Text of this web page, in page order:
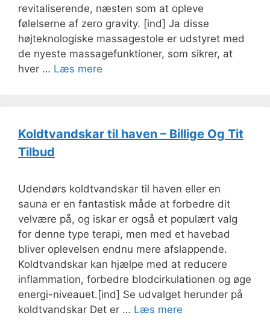
revitaliserende, næsten som at opleve
følelserne af zero gravity. [ind] Ja disse
højteknologiske massagestole er udstyret med
de nyeste massagefunktioner, som sikrer, at
hver … Læs mere
Koldtvandskar til haven – Billige Og Tit
Tilbud
Udendørs koldtvandskar til haven eller en
sauna er en fantastisk måde at forbedre dit
velvære på, og iskar er også et populært valg
for denne type terapi, men med et havebad
bliver oplevelsen endnu mere afslappende.
Koldtvandskar kan hjælpe med at reducere
inflammation, forbedre blodcirkulationen og øge
energi-niveauet.[ind] Se udvalget herunder på
koldtvandskar Det er … Læs mere